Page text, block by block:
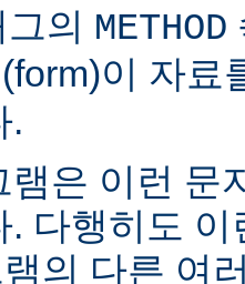
의 METHOD
이 자료
.
램은 이런 문
. 다행히도
의 다른 여